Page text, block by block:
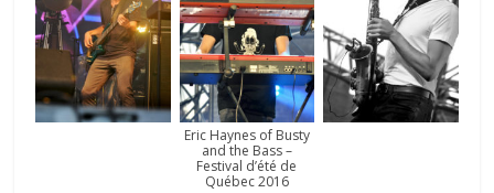
Eric Haynes of Busty
and the Bass –
Festival d’été de
Québec 2016